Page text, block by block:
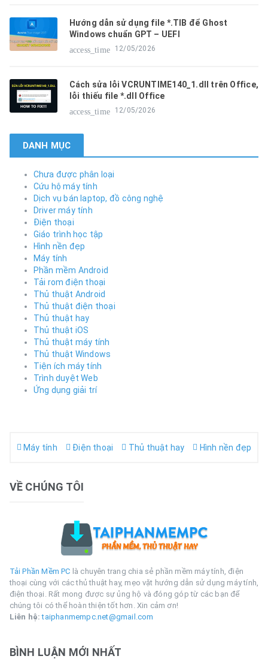
Hướng dẫn sử dụng file *.TIB để Ghost
Windows chuẩn GPT – UEFI
access_time
12/05/2026
Cách sửa lỗi VCRUNTIME140_1.dll trên Office,
lỗi thiếu file *.dll Office
access_time
12/05/2026
DANH MỤC
Chưa được phân loại
Cứu hộ máy tính
Dịch vụ bán laptop, đồ công nghệ
Driver máy tính
Điện thoại
Giáo trình học tập
Hình nền đẹp
Máy tính
Phần mềm Android
Tải rom điện thoại
Thủ thuật Android
Thủ thuật điện thoại
Thủ thuật hay
Thủ thuật iOS
Thủ thuật máy tính
Thủ thuật Windows
Tiện ích máy tính
Trình duyệt Web
Ứng dụng giải trí
Máy tính Điện thoại Thủ thuật hay Hình nền đẹp
VỀ CHÚNG TÔI
Tải Phần Mềm PC là chuyên trang chia sẻ phần mềm máy tính, điện
thoại cùng với các thủ thuật hay, mẹo vặt hướng dẫn sử dụng máy tính,
điện thoại. Rất mong được sự ủng hộ và đóng góp từ các bạn để
chúng tôi có thể hoàn thiện tốt hơn. Xin cảm ơn!
Liên hệ: taiphanmempc.net@gmail.com
BÌNH LUẬN MỚI NHẤT